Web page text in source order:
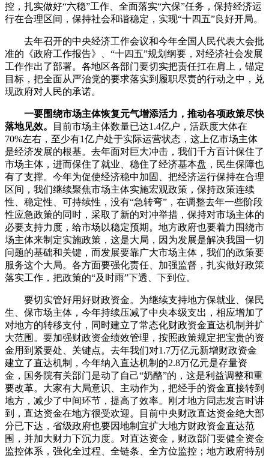
控，扎实做好“六稳”工作、全面落实“六保”任务，保持经济运
行在合理区间，保持社会和谐稳定，实现“十四五”良好开局。
去年召开的中央经济工作会议和今年全国人民代表大会批
准的《政府工作报告》、“十四五”规划纲要，对经济社会发展
工作作出了部署。各地区各部门要切实把责任扛在肩上，锚定
目标，把全面从严治党的要求落实到履职尽责的行动之中，兑
现政府对人民的承诺。
一要围绕市场主体恢复元气增添活力，推动各项政策尽快
落地见效。
目前市场主体数量已达1.4亿户，活跃度大体在
70%左右，至少有1亿户处于实际运营状态，这上亿市场主体
是经济发展的根基。去年面对巨大冲击，我们千方百计保住了
市场主体，进而保住了就业、稳住了经济基本盘，民生保障也
有了支撑。今年为促使经济稳中加固、把经济运行保持在合理
区间，我们继续聚焦市场主体实施宏观政策，保持政策连续
性、稳定性、可持续性，没有“急转弯”，在调整去年一些阶段
性应急政策的同时，采取了新的对冲举措，保持对市场主体的
必要支持力度，给市场以稳定预期。地方政府也要着力围绕市
场主体来制定实施政策，这是大局，因为发展是解决我国一切
问题的基础和关键，而发展要靠广大市场主体，我们的政策要
服务这个大局。各方面要强化责任、加强监督，扎实做好政策
落实工作，把政策的“及时雨”下透、下到位。
要切实管好用好财政资金。为继续支持地方保就业、保民
生、保市场主体，今年持续压减了中央本级支出，相应增加了
对地方的转移支付，同时建立了常态化财政资金直达机制并扩
大范围。要加强财政资金绩效管理，按照政策规定把宝贵的资
金用到紧要处、关键点。去年我们对1.7万亿元新增财政资金
建立了直达机制，今年纳入直达机制的2.8万亿元是存量资
金，国务院有关部门是动了自己“奶酪”的，这是利益调整和重
要改革。大家有大局意识、主动作为，把经手的资金直接转到
地方，减少了中间环节，提高了效率。刚才地方同志发言时讲
到，直达资金在地方很受欢迎。目前中央财政直达资金绝大部
分已下达，省级政府也要因地制宜扩大地方财政资金直达范
围，并加大财力下沉力度。对直达资金，财政部门要健全资金
监控体系，强化全过程、全链条、全方位监控；地方政府特别